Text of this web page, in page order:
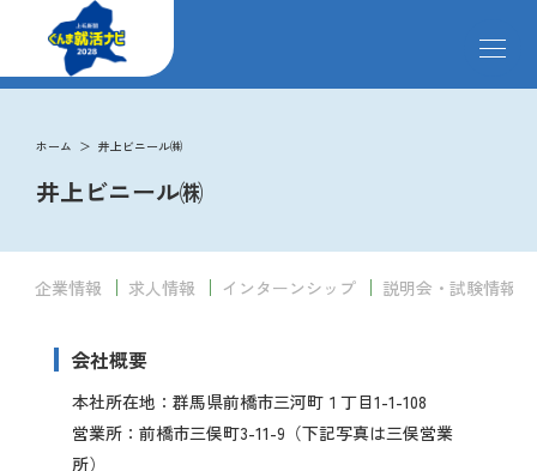
メ
掲載企業
インターンシップ
クローズアップ企業
ホーム 井上ビニール㈱
井上ビニール㈱
企業情報 求人情報 インターンシップ 説明会・試験情報
会社概要
本社所在地：群馬県前橋市三河町１丁目1-1-108
営業所：前橋市三俣町3-11-9（下記写真は三俣営業
所）